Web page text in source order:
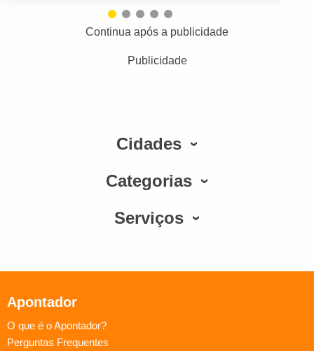
Continua após a publicidade
Publicidade
Cidades
Categorias
Serviços
Apontador
O que é o Apontador?
Perguntas Frequentes